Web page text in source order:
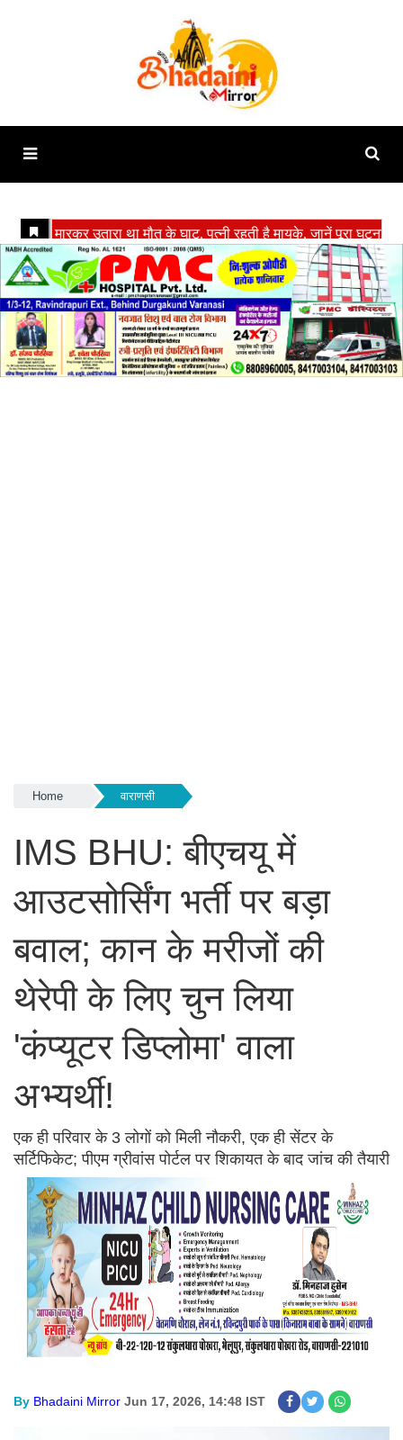
Home वाराणसी
IMS BHU: बीएचयू में
आउटसोर्सिंग भर्ती पर बड़ा
बवाल; कान के मरीजों की
थेरेपी के लिए चुन लिया
'कंप्यूटर डिप्लोमा' वाला
अभ्यर्थी!
एक ही परिवार के 3 लोगों को मिली नौकरी, एक ही सेंटर के
सर्टिफिकेट; पीएम ग्रीवांस पोर्टल पर शिकायत के बाद जांच की तैयारी
By Bhadaini Mirror Jun 17, 2026, 14:48 IST